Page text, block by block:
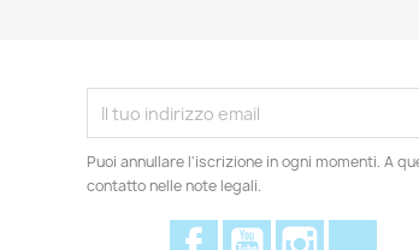
Puoi annullare l'iscrizione in ogni momenti. A
contatto nelle note legali.
FacebookYouTube